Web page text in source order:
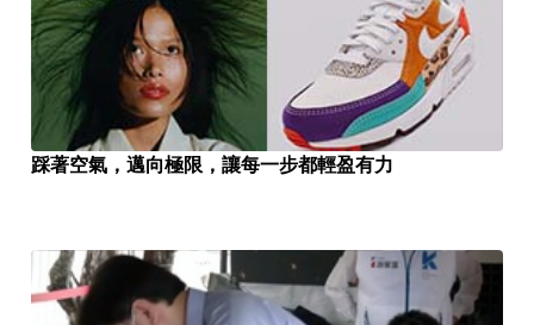
踩著空氣，邁向極限，讓每一步都輕盈有力